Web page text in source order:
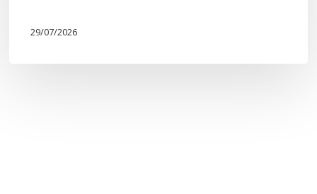
29/07/2026